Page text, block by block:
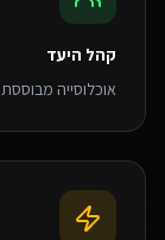
קהל היעד
אוכלוסייה מבוססת